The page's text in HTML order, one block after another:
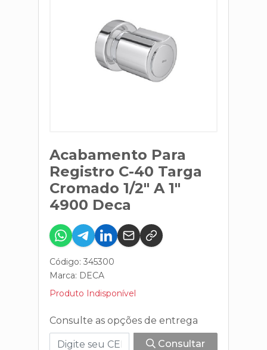
Acabamento Para
Registro C-40 Targa
Cromado 1/2" A 1"
4900 Deca
Código: 345300
Marca: DECA
Produto Indisponível
Consulte as opções de entrega
Consultar